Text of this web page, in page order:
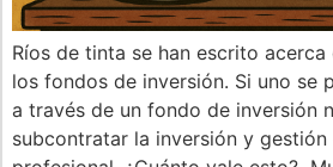
Ríos de tinta se han escrito
los fondos de inversión. Si uno se
a través de un fondo de inversión
subcontratar la inversión y